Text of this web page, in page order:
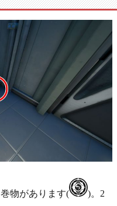
物があります(
)。2